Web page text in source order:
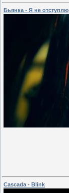
Бьянка - Я не отступлю
Cascada - Blink